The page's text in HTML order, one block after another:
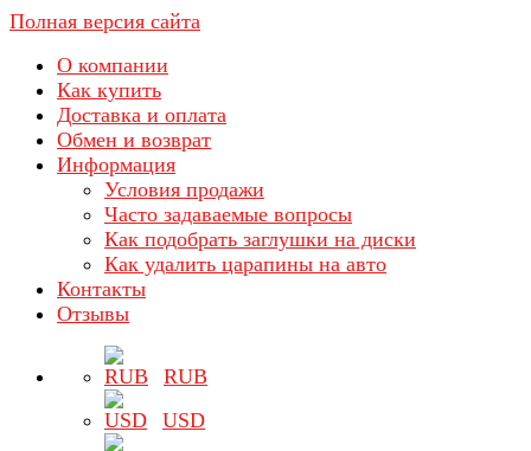
Полная версия сайта
О компании
Как купить
Доставка и оплата
Обмен и возврат
Информация
Условия продажи
Часто задаваемые вопросы
Как подобрать заглушки на диски
Как удалить царапины на авто
Контакты
Отзывы
RUB
USD